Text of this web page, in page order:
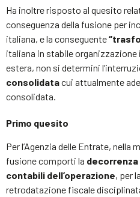
Ha inoltre risposto al quesito
conseguenza della fusione per
italiana, e la conseguente
italiana in stabile organizzazione
estera, non si determini
consolidatacui attualmente
consolidata.
Primo quesito
Per l’Agenzia delle Entrate, nella
fusione comporti la
contabili dell’operazione, per
retrodatazione fiscale disciplinata